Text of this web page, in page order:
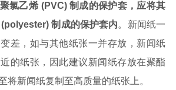
氯乙烯 (PVC) 制成的保护套，应将其
制成的保护套内。新闻纸一
差，如与其他纸张一并存放，新闻纸
的纸张，因此建议新闻纸存放在聚酯
将新闻纸复制至高质量的纸张上。